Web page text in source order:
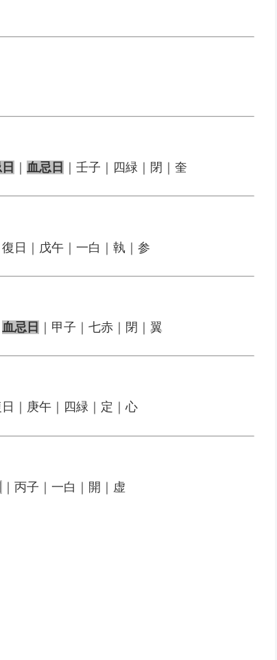
血忌日 ｜壬子｜四緑｜閉｜奎
復日｜戊午｜一白｜執｜参
血忌日 ｜甲子｜七赤｜閉｜翼
日｜庚午｜四緑｜定｜心
｜丙子｜一白｜開｜虚